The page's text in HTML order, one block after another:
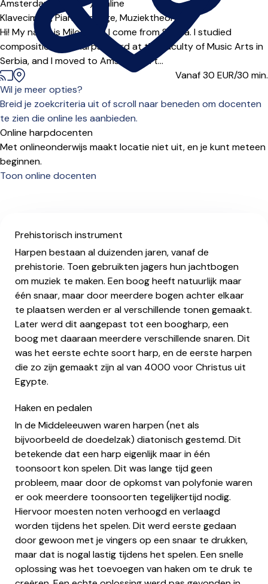
Amsterdam (1018***),
Online
Klavecimbel,Piano, Solfège,Muziektheorie
Hi! My name is Miloš, and I come from Serbia. I studied
composition and harpsichord at the Faculty of Music Arts in
Serbia, and I moved to Amsterdam t...
Vanaf 30 EUR/30 min.
Wil je meer opties?
Breid je zoekcriteria uit of scroll naar beneden om docenten
te zien die online les aanbieden.
Online harpdocenten
Met onlineonderwijs maakt locatie niet uit, en je kunt meteen
beginnen.
Toon online docenten
Prehistorisch instrument
Harpen bestaan al duizenden jaren, vanaf de
prehistorie. Toen gebruikten jagers hun jachtbogen
om muziek te maken. Een boog heeft natuurlijk maar
één snaar, maar door meerdere bogen achter elkaar
te plaatsen werden er al verschillende tonen gemaakt.
Later werd dit aangepast tot een boogharp, een
boog met daaraan meerdere verschillende snaren. Dit
was het eerste echte soort harp, en de eerste harpen
die zo zijn gemaakt zijn al van 4000 voor Christus uit
Egypte.
Haken en pedalen
In de Middeleeuwen waren harpen (net als
bijvoorbeeld de doedelzak) diatonisch gestemd. Dit
betekende dat een harp eigenlijk maar in één
toonsoort kon spelen. Dit was lange tijd geen
probleem, maar door de opkomst van polyfonie waren
er ook meerdere toonsoorten tegelijkertijd nodig.
Hiervoor moesten noten verhoogd en verlaagd
worden tijdens het spelen. Dit werd eerste gedaan
door gewoon met je vingers op een snaar te drukken,
maar dat is nogal lastig tijdens het spelen. Een snelle
oplossing was het toevoegen van haken om te druk te